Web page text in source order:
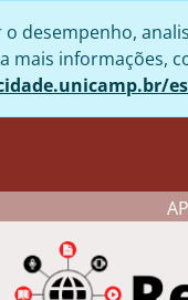
desempenho,
mais informações,